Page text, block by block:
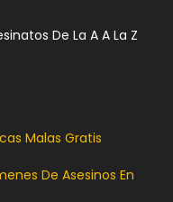
De La A A La Z
Malas Gratis
De Asesinos En